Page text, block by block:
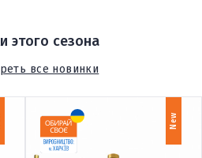
этого сезона
все новинки
New